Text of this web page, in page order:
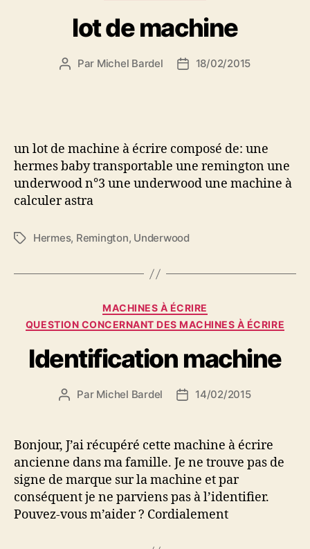
lot de machine
Auteur
Par Michel Bardel
Date18/02/2015
un lot de machine à écrire composé de: une
hermes baby transportable une remington une
underwood n°3 une underwood une machine à
calculer astra
Étiquettes
Hermes, Remington, Underwood
Catégories
MACHINES À ÉCRIRE
QUESTION CONCERNANT DES MACHINES À ÉCRIRE
Identification machine
Auteur
Par Michel Bardel
Date14/02/2015
Bonjour, J’ai récupéré cette machine à écrire
ancienne dans ma famille. Je ne trouve pas de
signe de marque sur la machine et par
conséquent je ne parviens pas à l’identifier.
Pouvez-vous m’aider ? Cordialement